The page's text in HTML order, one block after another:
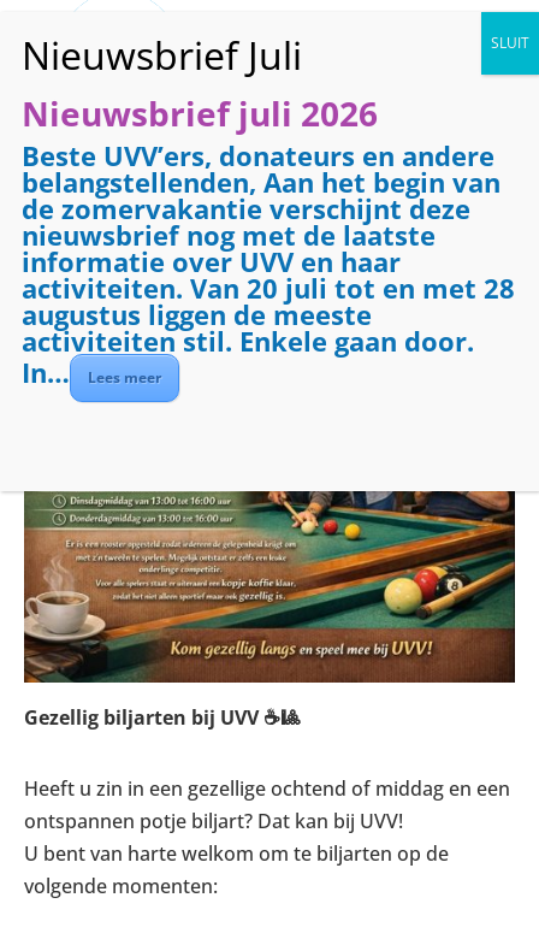
« Alle Evenementen
Evenementenreeks:Biljarten
Biljarten
december 28 @ 09:00- 12:00
Gezellig biljarten bij UVV ☕🎱
Heeft u zin in een gezellige ochtend of middag en een
ontspannen potje biljart? Dat kan bij UVV!
U bent van harte welkom om te biljarten op de
volgende momenten:
Nieuwsbrief juli 2026
Beste UVV’ers, donateurs en andere
belangstellenden, Aan het begin van
de zomervakantie verschijnt deze
nieuwsbrief nog met de laatste
informatie over UVV en haar
activiteiten. Van 20 juli tot en met 28
augustus liggen de meeste
activiteiten stil. Enkele gaan door.
In…
Lees meer